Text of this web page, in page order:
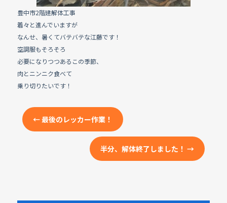
豊中市2階建解体工事
着々と進んでいますが
なんせ、暑くてバテバテな江藤です！
空調服もそろそろ
必要になりつつあるこの季節、
肉とニンニク食べて
乗り切りたいです！
←最後のレッカー作業！
半分、解体終了しました！→